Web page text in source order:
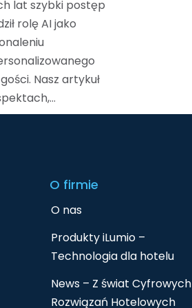
lat szybki postęp
rolę AI jako
Nasz artykuł
O firmie
O nas
Produkty iLumio –
Technologia dla hotelu
News – Z świat Cyfrowych
Rozwiązań Hotelowych